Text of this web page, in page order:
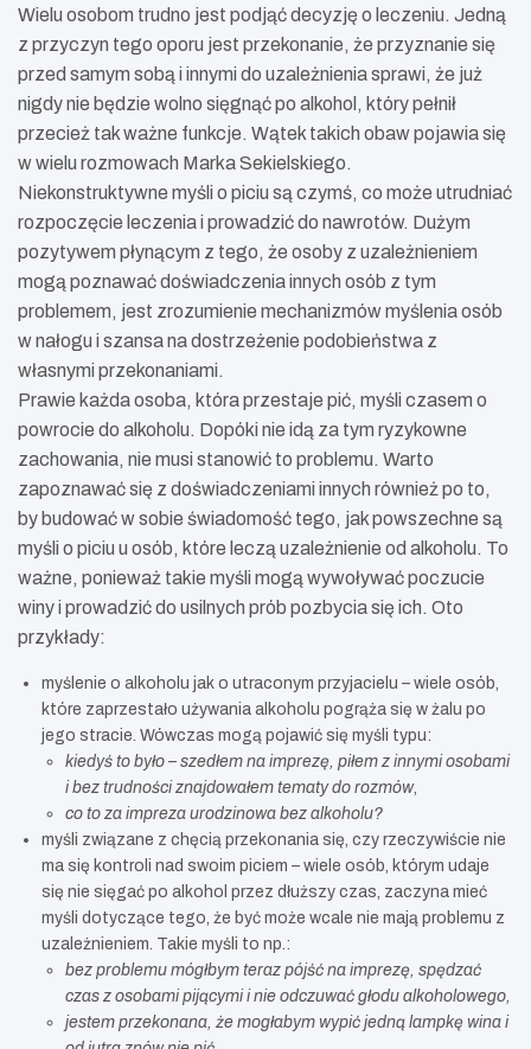
Wielu osobom trudno jest podjąć decyzję o leczeniu. Jedną
z przyczyn tego oporu jest przekonanie, że przyznanie się
przed samym sobą i innymi do uzależnienia sprawi, że już
nigdy nie będzie wolno sięgnąć po alkohol, który pełnił
przecież tak ważne funkcje. Wątek takich obaw pojawia się
w wielu rozmowach Marka Sekielskiego.
Niekonstruktywne myśli o piciu są czymś, co może utrudniać
rozpoczęcie leczenia i prowadzić do nawrotów. Dużym
pozytywem płynącym z tego, że osoby z uzależnieniem
mogą poznawać doświadczenia innych osób z tym
problemem, jest zrozumienie mechanizmów myślenia osób
w nałogu i szansa na dostrzeżenie podobieństwa z
własnymi przekonaniami.
Prawie każda osoba, która przestaje pić, myśli czasem o
powrocie do alkoholu. Dopóki nie idą za tym ryzykowne
zachowania, nie musi stanowić to problemu. Warto
zapoznawać się z doświadczeniami innych również po to,
by budować w sobie świadomość tego, jak powszechne są
myśli o piciu u osób, które leczą uzależnienie od alkoholu. To
ważne, ponieważ takie myśli mogą wywoływać poczucie
winy i prowadzić do usilnych prób pozbycia się ich. Oto
przykłady:
myślenie o alkoholu jak o utraconym przyjacielu – wiele osób,
które zaprzestało używania alkoholu pogrąża się w żalu po
jego stracie. Wówczas mogą pojawić się myśli typu:
kiedyś to było – szedłem na imprezę, piłem z innymi osobami
i bez trudności znajdowałem tematy do rozmów,
co to za impreza urodzinowa bez alkoholu?
myśli związane z chęcią przekonania się, czy rzeczywiście nie
ma się kontroli nad swoim piciem – wiele osób, którym udaje
się nie sięgać po alkohol przez dłuższy czas, zaczyna mieć
myśli dotyczące tego, że być może wcale nie mają problemu z
uzależnieniem. Takie myśli to np.:
bez problemu mógłbym teraz pójść na imprezę, spędzać
czas z osobami pijącymi i nie odczuwać głodu alkoholowego,
jestem przekonana, że mogłabym wypić jedną lampkę wina i